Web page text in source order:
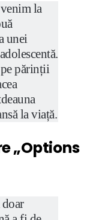
la
unei
părinții
la viață.
„Options